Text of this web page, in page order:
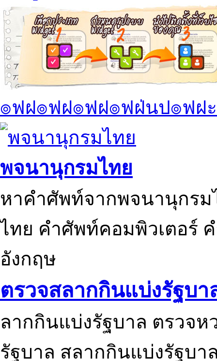
๏ฟฝ๏ฟฝ๏ฟฝ๏ฟฝ่นป๏ฟฝ
พจนานุกรมไทย
หาคำศัพท์จากพจนานุกรม
ไทย คำศัพท์คอมพิวเตอร์
อังกฤษ
ตรวจสลากกินแบ่งรัฐบา
ลากกินแบ่งรัฐบาล ตรวจ
รัฐบาล สลากกินแบ่งรัฐบา